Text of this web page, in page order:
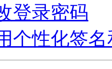
登录密码
个性化签